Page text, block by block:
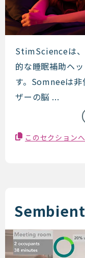
StimScienceは
的な睡眠補助ヘ
す。Somneeは
ザーの脳 ...
このセクション
Sembient